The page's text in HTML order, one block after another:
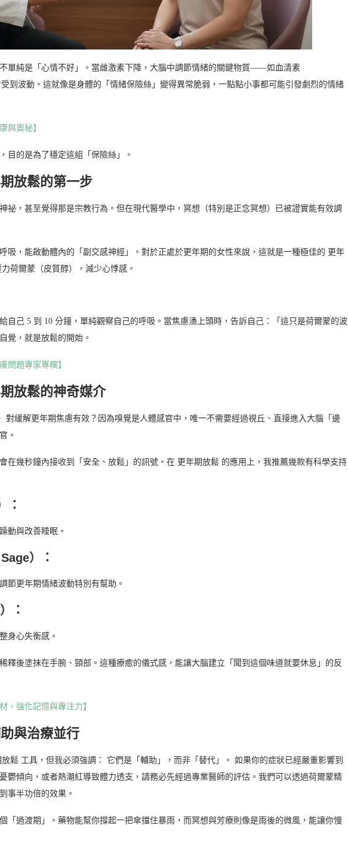
單純是「心情不好」。當雌激素下降，大腦中調節情緒的關鍵物質——如血清素
受到波動。這就像是身體的「情緒保險絲」變得異常脆弱，一點點小事都可能引發劇烈的情緒
與奧秘】
目的是為了穩定這組「保險絲」。
放鬆的第一步
祕，甚至覺得那是宗教行為。但在現代醫學中，冥想（特別是正念冥想）已被證實能有效調
吸，能啟動體內的「副交感神經」。對於正處於更年期的女性來說，這就是一種極佳的 更年
荷爾蒙（皮質醇），減少心悸感。
自己 5 到 10 分鐘，單純觀察自己的呼吸。當焦慮湧上頭時，告訴自己：「這只是荷爾蒙的波
覺，就是放鬆的開始。
問題專家專欄】
放鬆的神奇媒介
對緩解更年期焦慮有效？因為嗅覺是人體感官中，唯一不需要經過視丘、直接進入大腦「邊
。
在幾秒鐘內接收到「安全、放鬆」的訊號。在 更年期放鬆 的應用上，我推薦幾款有科學支持
：
動與改善睡眠。
）：
節更年期情緒波動特別有幫助。
：
身心失衡感。
釋後塗抹在手腕、頸部。這種療癒的儀式感，能讓大腦建立「聞到這個味道就要休息」的反
，強化記憶與專注力】
與治療並行
鬆 工具，但我必須強調： 它們是「輔助」，而非「替代」。 如果你的症狀已經嚴重影響到
鬱傾向，或者熱潮紅導致體力透支，請務必先經過專業醫師的評估。我們可以透過荷爾蒙精
事半功倍的效果。
「過渡期」。藥物能幫你撐起一把傘擋住暴雨，而冥想與芳療則像是雨後的微風，能讓你慢